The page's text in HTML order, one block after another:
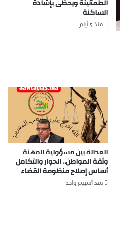
الطمأنينة ويحظى بإشادة
الساكنة
منذ 5 أيام
العدالة بين مسؤولية المهنة
وثقة المواطن.. الحوار والتكامل
أساس إصلاح منظومة القضاء
منذ أسبوع واحد